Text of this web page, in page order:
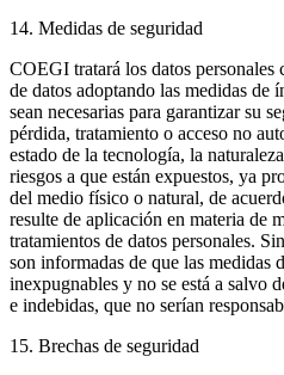
14. Medidas de seguridad
COEGI tratará los datos personales
de datos adoptando las medidas de
sean necesarias para garantizar su
pérdida, tratamiento o acceso no
estado de la tecnología, la
riesgos a que están expuestos, ya
del medio físico o natural, de
resulte de aplicación en materia de
tratamientos de datos personales.
son informadas de que las medidas
inexpugnables y no se está a salvo
e indebidas, que no serían
15. Brechas de seguridad